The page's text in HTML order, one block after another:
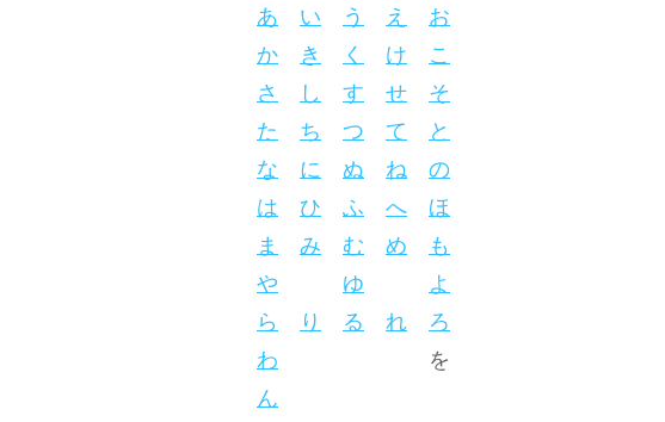
あ い う え お
か き く け こ
さ し す せ そ
た ち つ て と
な に ぬ ね の
は ひ ふ へ ほ
ま み む め も
や
ゆ
よ
ら り る れ ろ
わ を
ん